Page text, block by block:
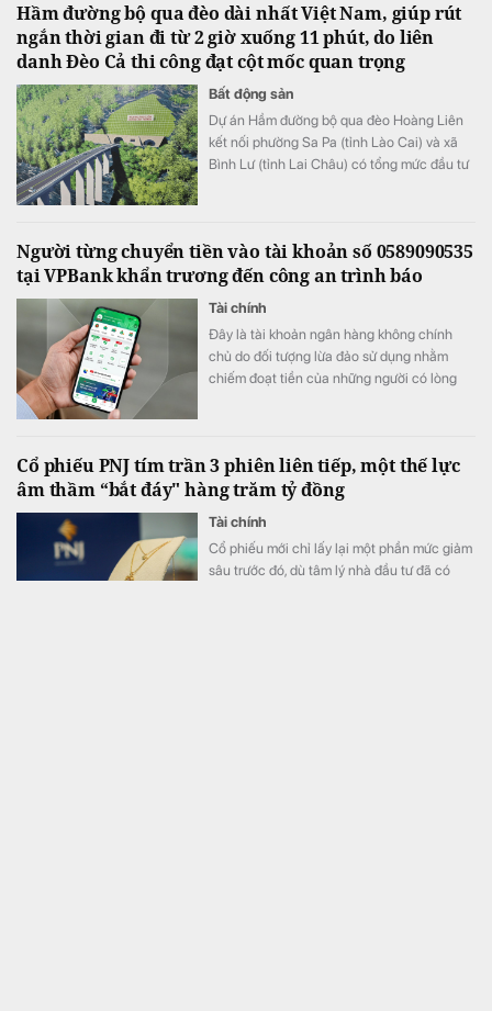
Hầm đường bộ qua đèo dài nhất Việt Nam, giúp rút
ngắn thời gian đi từ 2 giờ xuống 11 phút, do liên
danh Đèo Cả thi công đạt cột mốc quan trọng
Bất động sản
​Dự án Hầm đường bộ qua đèo Hoàng Liên
kết nối phường Sa Pa (tỉnh Lào Cai) và xã
Bình Lư (tỉnh Lai Châu) có tổng mức đầu tư
Người từng chuyển tiền vào tài khoản số 0589090535
tại VPBank khẩn trương đến công an trình báo
Tài chính
Đây là tài khoản ngân hàng không chính
chủ do đối tượng lừa đảo sử dụng nhằm
chiếm đoạt tiền của những người có lòng
Cổ phiếu PNJ tím trần 3 phiên liên tiếp, một thế lực
âm thầm “bắt đáy" hàng trăm tỷ đồng
Tài chính
Cổ phiếu mới chỉ lấy lại một phần mức giảm
sâu trước đó, dù tâm lý nhà đầu tư đã có